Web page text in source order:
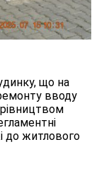
що на
вводу
до житлового